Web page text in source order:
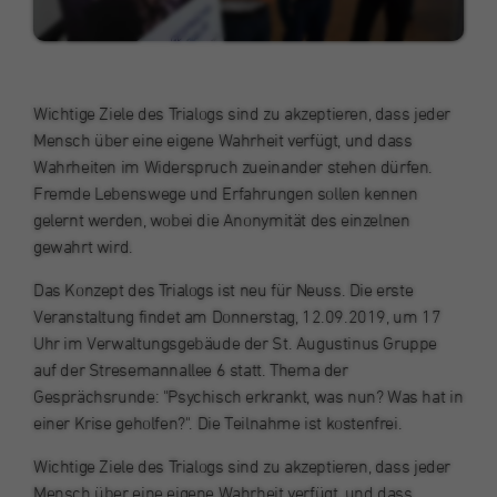
Wichtige Ziele des Trialogs sind zu akzeptieren, dass jeder
Mensch über eine eigene Wahrheit verfügt, und dass
Wahrheiten im Widerspruch zueinander stehen dürfen.
Fremde Lebenswege und Erfahrungen sollen kennen
gelernt werden, wobei die Anonymität des einzelnen
gewahrt wird.
Das Konzept des Trialogs ist neu für Neuss. Die erste
Veranstaltung findet am Donnerstag, 12.09.2019, um 17
Uhr im Verwaltungsgebäude der St. Augustinus Gruppe
auf der Stresemannallee 6 statt. Thema der
Gesprächsrunde: "Psychisch erkrankt, was nun? Was hat in
einer Krise geholfen?". Die Teilnahme ist kostenfrei.
Wichtige Ziele des Trialogs sind zu akzeptieren, dass jeder
Mensch über eine eigene Wahrheit verfügt, und dass
Laufzeit Sitzung
Zweck
Benutzerinformationen (in der Regel eine
eindeutige ID), welche zur Zuordnung Ihres
Benutzers zur den von Ihnen aufgerufenen
Seiten dienen. Sie werden direkt oder kurze
Zeit nach dem Verlassen des
Name dismissCoronaBanner
Anbieter St. Augustinus Kliniken gGmbH
Laufzeit Sitzung
Zweck
Dieses Cookie dient zur Speicherung, ob der
Corona-Banner bereits geschlossen wurde.
Zweck
Benutzer zu speichern, wie die eindeutige
Name _pk_ref
Anbieter St. Augustinus Gruppe
Laufzeit 6 Monate
Zweck
Attributionsinformationen, des Referrers, der
ursprünglich zum Besuch der Website
verwendet wurde, verwendet.
Name _pk_ses, _pk_cvar, _pk_hsr
Anbieter St. Augustinus Gruppe
Diese Cookies werden von unseren Werbepartnern auf unserer
Website gesetzt.
Name CONSENT
Anbieter Google
Zweck
Cookies von Drittanbietern. Sie bieten
bestimmte Funktionen von Google und
können bestimmte Einstellungen
entsprechend den Nutzungsmustern
speichern und die Anzeigen, die in Google-
Cookie-Informationen anzeigen